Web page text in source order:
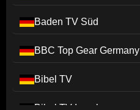
Baden TV Süd
BBC Top Gear Germany
Bibel TV
Bibel TV Impuls